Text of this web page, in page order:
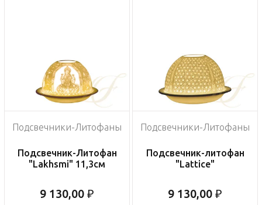
Подсвечники-Литофаны
Подсвечник-Литофан
"Lakhsmi" 11,3см
9 130,00 ₽
Подсвечники-Литофаны
Подсвечник-литофан
"Lattice"
9 130,00 ₽